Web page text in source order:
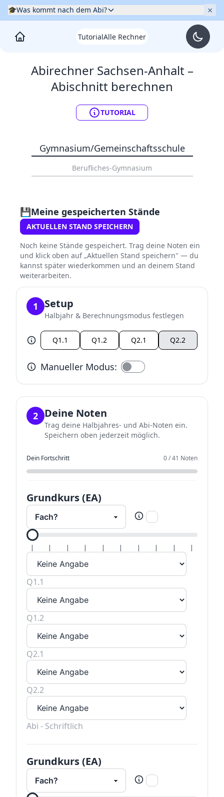
🎓Was kommt nach dem Abi? ×
TutorialAlle Rechner
Abirechner Sachsen-Anhalt–
Abischnitt berechnen
TUTORIAL
Gymnasium/Gemeinschaftsschule
Berufliches-Gymnasium
💾Meine gespeicherten Stände
AKTUELLEN STAND SPEICHERN
Noch keine Stände gespeichert. Trag deine Noten ein
und klick oben auf „Aktuellen Stand speichern" — du
kannst später wiederkommen und an deinem Stand
weiterarbeiten.
1 Setup
Halbjahr & Berechnungsmodus festlegen
Q1.1 Q1.2 Q2.1 Q2.2
Manueller Modus:
Manuelle Modus. Du wählst selbst aus welche
2 Deine Noten
Trag deine Halbjahres- und Abi-Noten ein.
Speichern oben jederzeit möglich.
Dein Fortschritt 0/41 Noten
Grundkurs (EA)
| | | | | | | | | |
Q1.1
Q1.2
Q2.1
Q2.2
Abi - Schriftlich
Grundkurs (EA)